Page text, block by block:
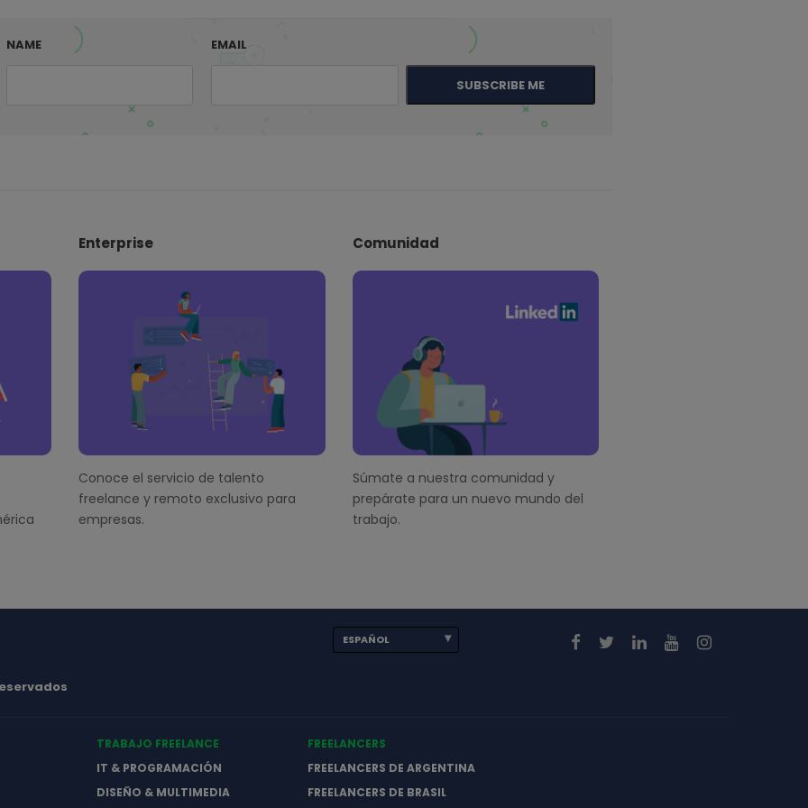
NAME EMAIL
SUBSCRIBE ME
Enterprise
Conoce el servicio de talento
freelance y remoto exclusivo para
empresas.
Comunidad
Súmate a nuestra comunidad y
prepárate para un nuevo mundo del
trabajo.
ESPAÑOL
TRABAJO FREELANCE
IT & PROGRAMACIÓN
DISEÑO & MULTIMEDIA
FREELANCERS
FREELANCERS DE ARGENTINA
FREELANCERS DE BRASIL